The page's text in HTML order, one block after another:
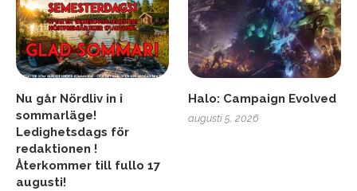
Nu går Nördliv in i
sommarläge!
Ledighetsdags för
redaktionen !
Återkommer till fullo 17
augusti!
Halo: Campaign Evolved
augusti 5, 2026